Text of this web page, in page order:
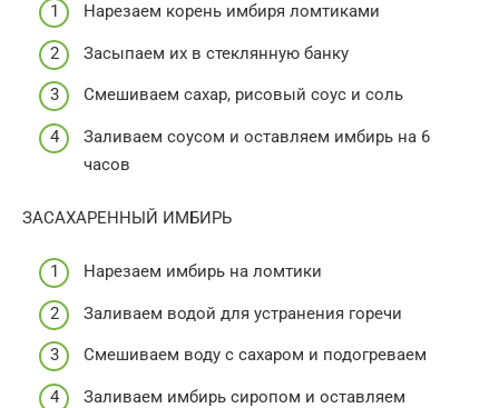
Нарезаем корень имбиря ломтиками
Засыпаем их в стеклянную банку
Смешиваем сахар, рисовый соус и соль
Заливаем соусом и оставляем имбирь на 6
часов
ЗАСАХАРЕННЫЙ ИМБИРЬ
Нарезаем имбирь на ломтики
Заливаем водой для устранения горечи
Смешиваем воду с сахаром и подогреваем
Заливаем имбирь сиропом и оставляем